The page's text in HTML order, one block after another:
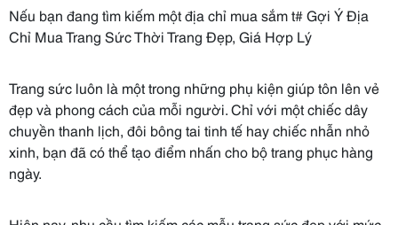
Nếu bạn đang tìm kiếm một địa chỉ mua sắm t# Gợi Ý Địa
Chỉ Mua Trang Sức Thời Trang Đẹp, Giá Hợp Lý
Trang sức luôn là một trong những phụ kiện giúp tôn lên vẻ
đẹp và phong cách của mỗi người. Chỉ với một chiếc dây
chuyền thanh lịch, đôi bông tai tinh tế hay chiếc nhẫn nhỏ
xinh, bạn đã có thể tạo điểm nhấn cho bộ trang phục hàng
ngày.